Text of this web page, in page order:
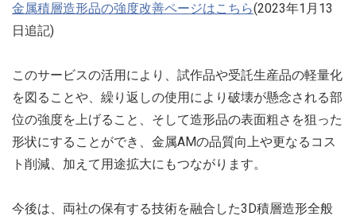
金属積層造形品の強度改善ページはこちら(2023年1月13
日追記)
このサービスの活用により、試作品や受託生産品の軽量化
を図ることや、繰り返しの使用により破壊が懸念される部
位の強度を上げること、そして造形品の表面粗さを狙った
形状にすることができ、金属AMの品質向上や更なるコス
ト削減、加えて用途拡大にもつながります。
今後は、両社の保有する技術を融合した3D積層造形全般